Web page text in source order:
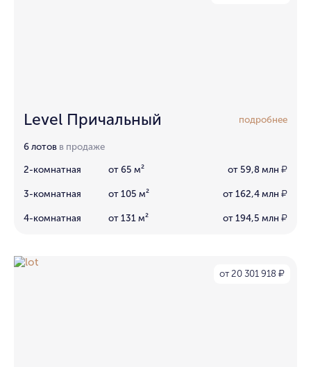
Level Причальный подробнее
6 лотов в продаже
2-комнатная от 65 м² от 59,8 млн ₽
3-комнатная от 105 м² от 162,4 млн ₽
4-комнатная от 131 м² от 194,5 млн ₽
от 20 301 918 ₽